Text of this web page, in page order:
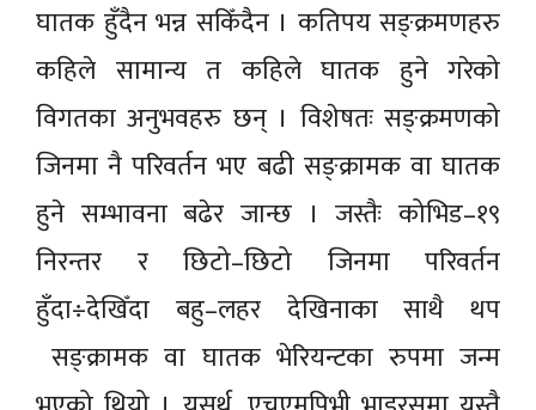
घातक हुँदैन भन्न सकिँदैन । कतिपय सङ्क्रमणहरु
कहिले सामान्य त कहिले घातक हुने गरेको
विगतका अनुभवहरु छन् । विशेषतः सङ्क्रमणको
जिनमा नै परिवर्तन भए बढी सङ्क्रामक वा घातक
हुने सम्भावना बढेर जान्छ । जस्तैः कोभिड–१९
निरन्तर र छिटो–छिटो जिनमा परिवर्तन
हुँदा÷देखिँदा बहु–लहर देखिनाका साथै थप
सङ्क्रामक वा घातक भेरियन्टका रुपमा जन्म